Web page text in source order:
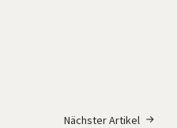
Nächster Artikel